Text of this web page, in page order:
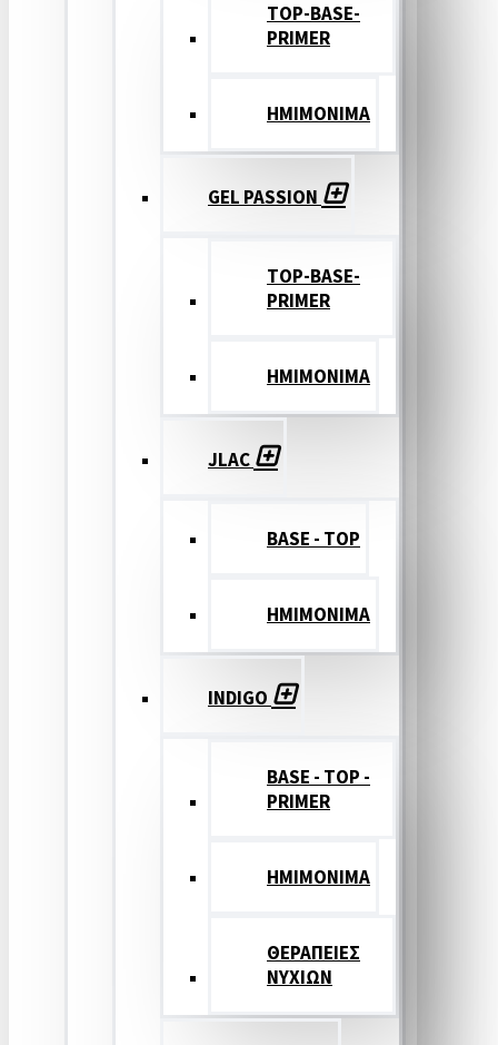
TOP-BASE-
PRIMER
ΗΜΙΜΟΝΙΜΑ
GEL PASSION
TOP-BASE-
PRIMER
ΗΜΙΜΟΝΙΜΑ
JLAC
BASE - TOP
ΗΜΙΜΟΝΙΜΑ
INDIGO
BASE - TOP -
PRIMER
HMIMONIMA
ΘΕΡΑΠΕΙΕΣ
ΝΥΧΙΩΝ